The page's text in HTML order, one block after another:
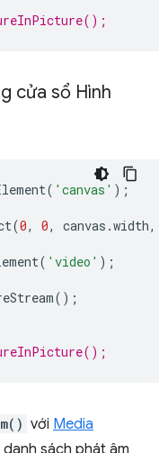
cửa sổ Hình
( 'canvas' );
(0, 0, canvas .width,
( 'video' );
();
với Media
sách phát âm